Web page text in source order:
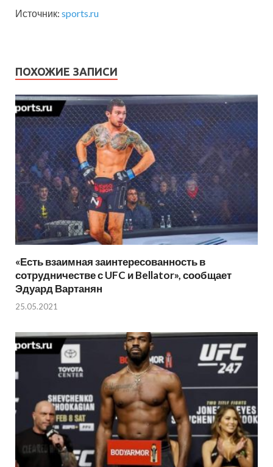
Источник: sports.ru
ПОХОЖИЕ ЗАПИСИ
«Есть взаимная заинтересованность в
сотрудничестве с UFC и Bellator», сообщает
Эдуард Вартанян
25.05.2021